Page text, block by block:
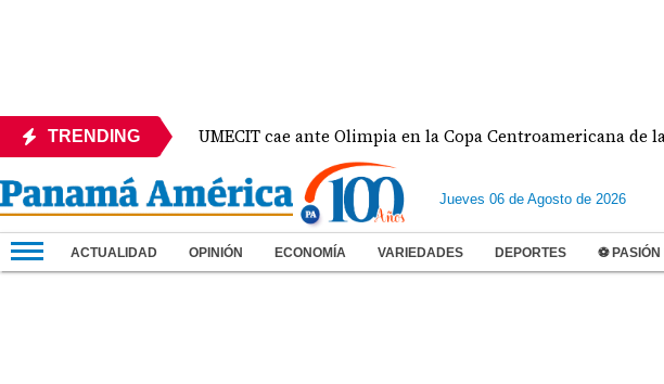
TRENDING UMECIT cae ante Olimpia en la Copa Centroamericana de la
Jueves 06 de Agosto de 2026
ACTUALIDAD OPINIÓN ECONOMÍA VARIEDADES DEPORTES ⚽